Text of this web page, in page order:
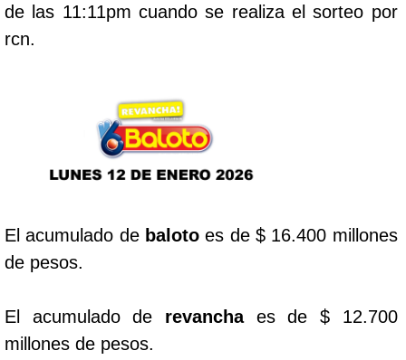
Lotería de Medellín
Lotería del Cauca
Lotería de Boyaca
Extra de Colombia
Antioqueñita Tarde
de las 11:11pm cuando se realiza el sorteo por
rcn.
El acumulado de balotoes de $ 16.400 millones
de pesos.
El acumulado de revanchaes de $ 12.700
millones de pesos.